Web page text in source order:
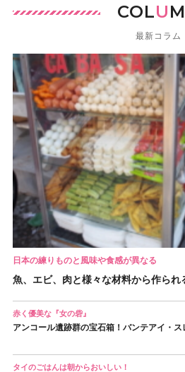
COLU
最新コラム
日本の練りものと風味や食感が異なる
魚、エビ、肉と様々な材料から作られ
赤く優美な『女の砦』
アンコール遺跡群の宝石箱！バンテアイ・ス
タイのごはんは朝からおいしい！